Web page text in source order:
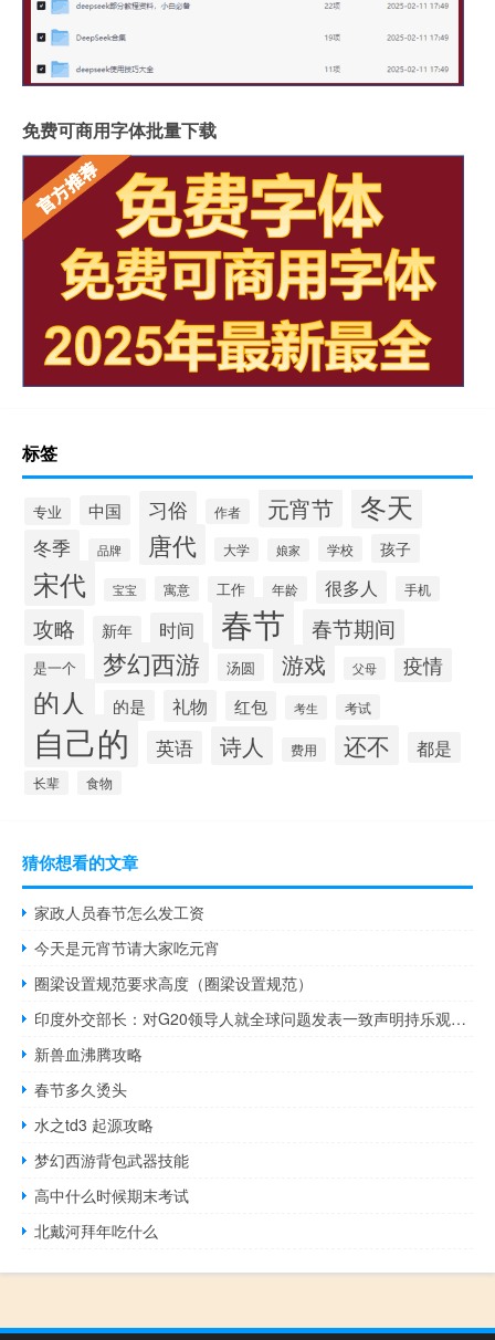
免费可商用字体批量下载
标签
专业 中国 习俗 作者 元宵节 冬天
冬季 品牌 唐代 大学 娘家 学校 孩子
宋代 宝宝 寓意 工作 年龄 很多人 手机
攻略 新年 时间 春节 春节期间
是一个 梦幻西游 汤圆 游戏 父母 疫情
的人 的是 礼物 红包 考生 考试
自己的 英语 诗人 费用 还不 都是
长辈 食物
猜你想看的文章
家政人员春节怎么发工资
今天是元宵节请大家吃元宵
圈梁设置规范要求高度（圈梁设置规范）
印度外交部长：对G20领导人就全球问题发表一致声明持乐观态度
新兽血沸腾攻略
春节多久烫头
水之td3 起源攻略
梦幻西游背包武器技能
高中什么时候期末考试
北戴河拜年吃什么